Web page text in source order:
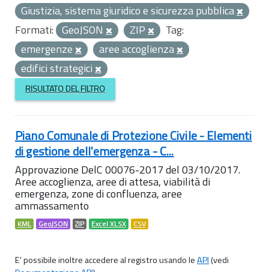
Giustizia, sistema giuridico e sicurezza pubblica
Formati: GeoJSON ZIP
Tag:
emergenze
aree accoglienza
edifici strategici
RISULTATO DEL FILTRO
Piano Comunale di Protezione Civile - Elementi
di gestione dell'emergenza - C...
Approvazione DelC 00076-2017 del 03/10/2017.
Aree accoglienza, aree di attesa, viabilità di
emergenza, zone di confluenza, aree
ammassamento
KML GeoJSON ZIP Excel XLSX CSV
E' possibile inoltre accedere al registro usando leAPI(vedi